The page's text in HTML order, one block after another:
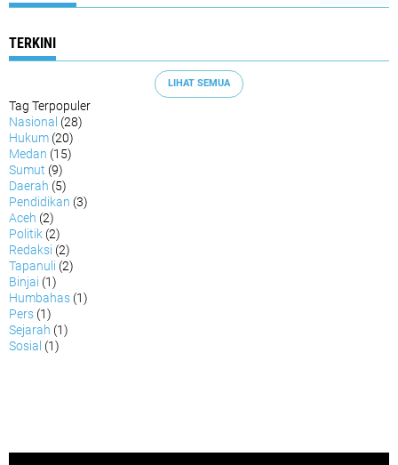
TERKINI
LIHAT SEMUA
Tag Terpopuler
Nasional (28)
Hukum (20)
Medan (15)
Sumut (9)
Daerah (5)
Pendidikan (3)
Aceh (2)
Politik (2)
Redaksi (2)
Tapanuli (2)
Binjai (1)
Humbahas (1)
Pers (1)
Sejarah (1)
Sosial (1)